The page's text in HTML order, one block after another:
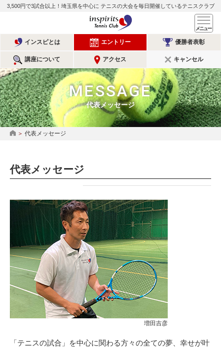
3,500円で3試合以上！埼玉県を中心に テニスの大会を毎日開催しているテニスクラブ
インスピリッツテニスクラ
インスピとは エントリー 優勝者表彰
講座について アクセス キャンセル
MESSAGE
代表メッセージ
HOME
代表メッセージ
代表メッセージ
増田吉彦
「テニスの試合」を中心に関わる方々の全ての夢、幸せが叶